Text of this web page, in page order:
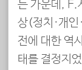
는 가운데, F.
상(정치·개인
전에 대한 역
태를 결정지